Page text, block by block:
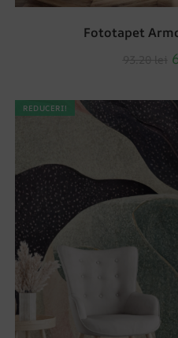
Fototapet
REDUCERI!